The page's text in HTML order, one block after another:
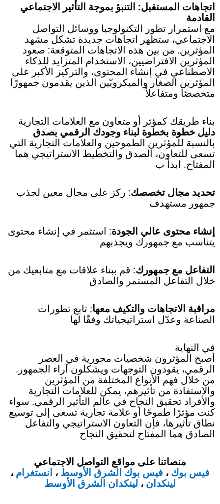
اتجاهات المستقبل: التنبؤ بموجة التأثير الاجتماعي
القادمة
مع استمرار تطور التكنولوجيا ووسائل التواصل
الاجتماعي، ستظهر اتجاهات جديدة تشكل مشهد
المؤثرين. من بين هذه الاتجاهات المتوقعة: صعود
المؤثرين الافتراضيين، الاستخدام المتزايد للذكاء
الاصطناعي في إنشاء المحتوى، والتركيز الأكبر على
المؤثرين الصغار والميكرويّين الذين يقدمون جمهورًا
متخصصًا ومتفاعلاً
بناء طريقك كمؤثر أو متعاون مع العلامات التجارية
دليل خطوة بخطوة لبناء وجودك الرقمي بصدق
بالنسبة للمؤثرين الطموحين والعلامات التجارية التي
تسعى للتعاون، الصدق والتخطيط الاستراتيجي هما
المفتاح. ابدأ ب
تحديد مجال تخصصك: ركز على مجال معين لجذب
جمهور مستهدف
إنشاء محتوى عالي الجودة: استثمر في إنشاء محتوى
يتناسب مع جمهورك ويجذبهم
التفاعل مع جمهورك: قم ببناء علاقات مع متابعيك من
خلال التفاعل المستمر والصادق
مراقبة الاتجاهات والتكيف معها: تابع تطورات
الصناعة وعدّل استراتيجياتك وفقًا لها
في النهاية
أصبح المؤثرون شخصيات محورية في العصر
الرقمي، يقودون التوجهات ويشكلون آراء الجمهور.
من خلال فهم الأنواع المختلفة من المؤثرين
والاستفادة من تأثيرهم، يمكن للعلامات التجارية
والأفراد تحقيق النجاح في عالم التأثير الرقمي. سواء
كنت مؤثرًا طموحًا أو علامة تجارية تسعى إلى توسيع
نطاق تأثيرها، فإن التعاون الاستراتيجي والتفاعل
الصادق هما المفتاح لتحقيق النجاح
منصاتنا على مواقع التواصل الاجتماعي
فيس بوك ، فيس بوك الشرق الأوسط ، انستغرام ،
لينكدان ، لينكدان الشرق الأوسط